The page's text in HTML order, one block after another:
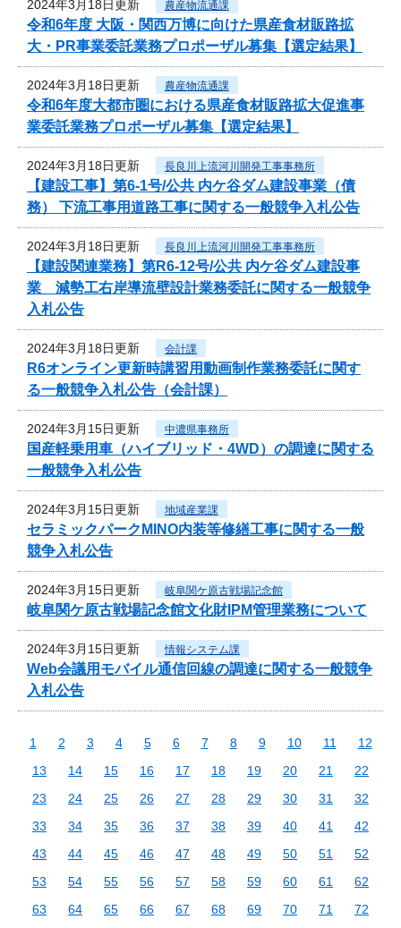
2024年3月18日更新 農産物流通課
令和6年度 大阪・関西万博に向けた県産食材販路拡
大・PR事業委託業務プロポーザル募集【選定結果】
2024年3月18日更新 農産物流通課
令和6年度大都市圏における県産食材販路拡大促進事
業委託業務プロポーザル募集【選定結果】
2024年3月18日更新 長良川上流河川開発工事事務所
【建設工事】第6-1号/公共 内ケ谷ダム建設事業（債
務） 下流工事用道路工事に関する一般競争入札公告
2024年3月18日更新 長良川上流河川開発工事事務所
【建設関連業務】第R6-12号/公共 内ケ谷ダム建設事
業 減勢工右岸導流壁設計業務委託に関する一般競争
入札公告
2024年3月18日更新 会計課
R6オンライン更新時講習用動画制作業務委託に関す
る一般競争入札公告（会計課）
2024年3月15日更新 中濃県事務所
国産軽乗用車（ハイブリッド・4WD）の調達に関する
一般競争入札公告
2024年3月15日更新 地域産業課
セラミックパークMINO内装等修繕工事に関する一般
競争入札公告
2024年3月15日更新 岐阜関ケ原古戦場記念館
岐阜関ケ原古戦場記念館文化財IPM管理業務について
2024年3月15日更新 情報システム課
Web会議用モバイル通信回線の調達に関する一般競争
入札公告
1 2 3 4 5 6 7 8 9 10 11
12
13
14 15 16 17 18 19 20 21
22
23
24 25 26 27 28 29 30 31
32
33
34 35 36 37 38 39 40 41
42
43
44 45 46 47 48 49 50 51
52
53
54 55 56 57 58 59 60 61
62
63
64 65 66 67 68 69 70 71
72